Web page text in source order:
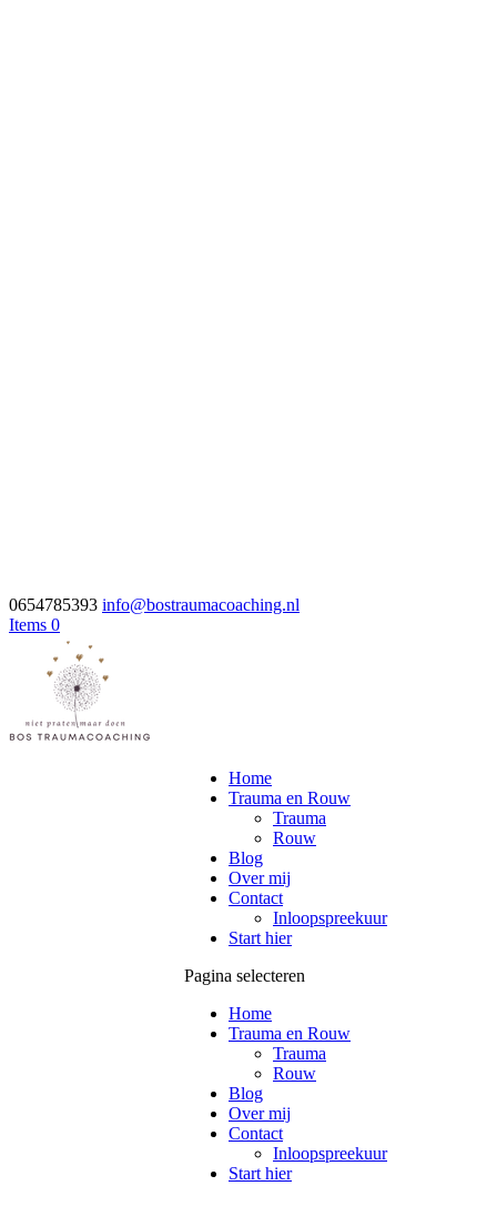
0654785393 info@bostraumacoaching.nl
Items 0
Home
Trauma en Rouw
Trauma
Rouw
Blog
Over mij
Contact
Inloopspreekuur
Start hier
Pagina selecteren
Home
Trauma en Rouw
Trauma
Rouw
Blog
Over mij
Contact
Inloopspreekuur
Start hier